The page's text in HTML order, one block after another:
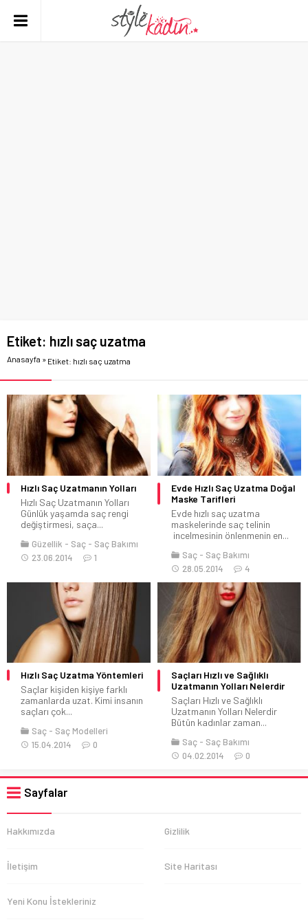
Etiket: hızlı saç uzatma
Anasayfa » Etiket: hızlı saç uzatma
Hızlı Saç Uzatmanın Yolları
Hızlı Saç Uzatmanın Yolları
Günlük yaşamda saç rengi
değiştirmesi, saça...
Güzellik Saç
Saç Bakımı
23.06.2014
1
Evde Hızlı Saç Uzatma Doğal
Maske Tarifleri
Evde hızlı saç uzatma
maskelerinde saç telinin
incelmesinin önlenmenin en...
Saç
Saç Bakımı
28.05.2014
4
Hızlı Saç Uzatma Yöntemleri
Saçlar kişiden kişiye farklı
zamanlarda uzat. Kimi insanın
saçları çok...
Saç
Saç Modelleri
15.04.2014
0
Saçları Hızlı ve Sağlıklı
Uzatmanın Yolları Nelerdir
Saçları Hızlı ve Sağlıklı
Uzatmanın Yolları Nelerdir
Bütün kadınlar zaman...
Saç
Saç Bakımı
04.02.2014
0
Sayfalar
Hakkımızda Gizlilik
İletişim Site Haritası
Yeni Konu İstekleriniz